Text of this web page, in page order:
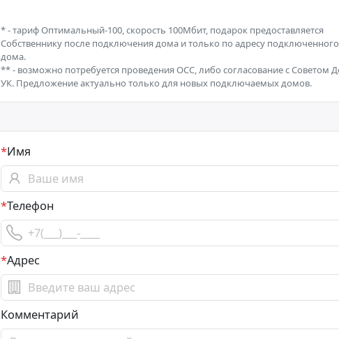
*- тариф Оптимальный-100, скорость 100Мбит, подарок предоставляется
Собственнику после подключения дома и только по адресу подключенного
дома.
**- возможно потребуется проведения ОСС, либо согласование с Советом
УК. Предложение актуально только для новых подключаемых домов.
*Имя
*Телефон
*Адрес
Комментарий